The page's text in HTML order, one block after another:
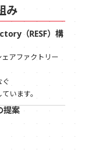
み
（RESF）構
アファクトリー
います。
提案